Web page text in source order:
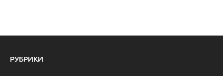
РУБРИКИ